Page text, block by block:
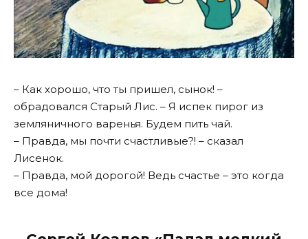
– Как хорошо, что ты пришел, сынок! –
обрадовался Старый Лис. – Я испек пирог из
земляничного варенья. Будем пить чай.
– Правда, мы почти счастливые?! – сказал
Лисенок.
– Правда, мой дорогой! Ведь счастье – это когда
все дома!